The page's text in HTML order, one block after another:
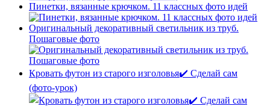
Пинетки, вязанные крючком. 11 классных фото идей
Оригинальный декоративный светильник из труб.
Пошаговые фото
Кровать футон из старого изголовья✔️ Сделай сам
(фото-урок)